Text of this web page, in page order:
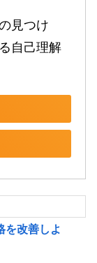
見つけ
自己理解
を改善しよ